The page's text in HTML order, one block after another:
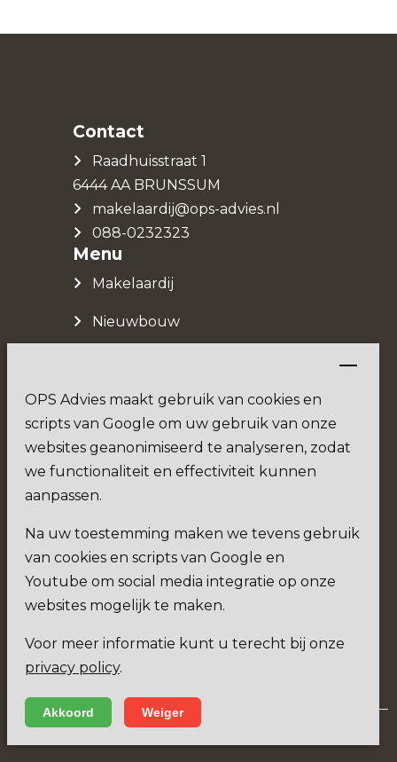
OPS Advies maakt gebruik van cookies en
scripts van Google om uw gebruik van onze
websites geanonimiseerd te analyseren, zodat
we functionaliteit en effectiviteit kunnen
aanpassen.
Na uw toestemming maken we tevens gebruik
van cookies en scripts van Google en
Youtube om social media integratie op onze
websites mogelijk te maken.
Voor meer informatie kunt u terecht bij onze
privacy policy.
Akkoord Weiger
Contact
Raadhuisstraat 1
6444 AA BRUNSSUM
makelaardij@ops-advies.nl
088-0232323
Menu
Makelaardij
Nieuwbouw
Social
9.3
Verkoopgemiddelde